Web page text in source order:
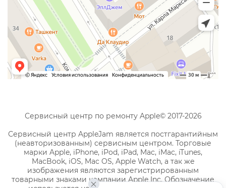
Сервисный центр по ремонту Apple© 2017-2026
Сервисный центр AppleJam является постгарантийным
(неавторизованным) сервисным центром. Торговые
марки Apple, iPhone, iPod, iPad, Mac, iMac, iTunes,
MacBook, iOS, Mac OS, Apple Watch, а так же
изображения являются зарегистрированным
товарными знаками компании Apple Inc. Обозначение